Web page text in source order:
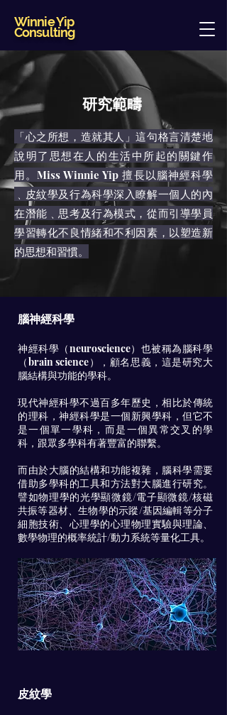
Winnie Yip
Consulting
研究範疇
「心之所想，造就其人」這句格言清楚地
說明了思想在人的生活中所起的關鍵作
用。Miss Winnie Yip 擅長以腦神經科學
﹑皮紋學及行為科學深入瞭解一個人的內
在潛能﹑思考及行為模式，從而引導學員
學習轉化不良情緒和不利因素，以塑造新
的思想和習慣。
​腦神經科學
神經科學（neuroscience）也被稱為腦科學
（brain science），顧名思義，這是研究大
腦結構與功能的學科。
現代神經科學不過百多年歷史，相比於傳統
的理科，神經科學是一個新興學科，但它不
是一個單一學科，而是一個異常交叉的學
科，跟眾多學科有著豐富的聯繫。
而由於大腦的結構和功能複雜，腦科學需要
借助多學科的工具和方法對大腦進行研究。
譬如物理學的光學顯微鏡/電子顯微鏡/核磁
共振等器材、生物學的示蹤/基因編輯等分子
細胞技術、心理學的心理物理實驗與理論、
數學物理的概率統計/動力系統等量化工具。
皮紋學